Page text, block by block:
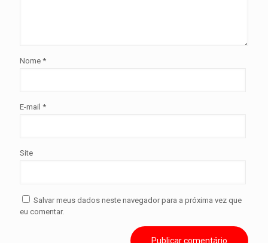
Nome *
E-mail *
Site
Salvar meus dados neste navegador para a próxima vez que
eu comentar.